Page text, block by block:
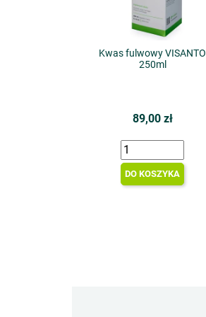
Kwas fulwowy VISANTO
250ml
89,00 zł
DO KOSZYKA